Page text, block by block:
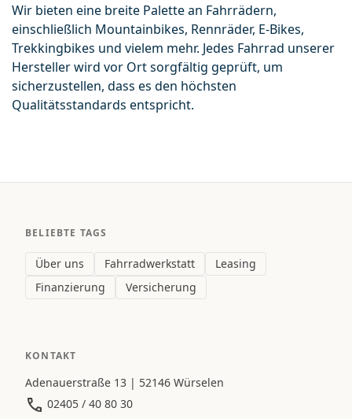
Wir bieten eine breite Palette an Fahrrädern,
einschließlich Mountainbikes, Rennräder, E-Bikes,
Trekkingbikes und vielem mehr. Jedes Fahrrad unserer
Hersteller wird vor Ort sorgfältig geprüft, um
sicherzustellen, dass es den höchsten
Qualitätsstandards entspricht.
BELIEBTE TAGS
Über uns Fahrradwerkstatt
Leasing
Finanzierung
Versicherung
KONTAKT
Adenauerstraße 13 | 52146 Würselen
02405 / 40 80 30